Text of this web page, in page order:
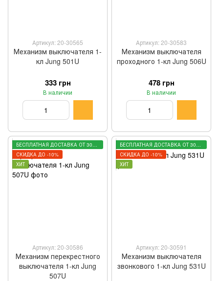
Артикул: 20-30565
Механизм выключателя 1-
кл Jung 501U
333 грн
В наличии
Артикул: 20-30583
Механизм выключателя
проходного 1-кл Jung 506U
478 грн
В наличии
БЕСПЛАТНАЯ ДОСТАВКА ОТ 3000 ГРН
СКИДКА ДО -10%
ХИТ
Артикул: 20-30586
Механизм перекрестного
выключателя 1-кл Jung
507U
БЕСПЛАТНАЯ ДОСТАВКА ОТ 3000 ГРН
СКИДКА ДО -10%
ХИТ
Артикул: 20-30591
Механизм выключателя
звонкового 1-кл Jung 531U